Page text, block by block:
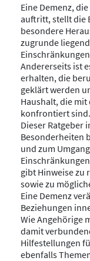
Eine Demenz,
auftritt, stellt die
besondere
zugrunde
Andererseits ist
erhalten, die
geklärt werden
Haushalt, die
konfrontiert sind.
Dieser Ratgeber
Besonderheiten
und zum
gibt Hinweise zu
sowie zu
Eine Demenz
Beziehungen
Wie Angehörige
damit
Hilfestellungen
ebenfalls